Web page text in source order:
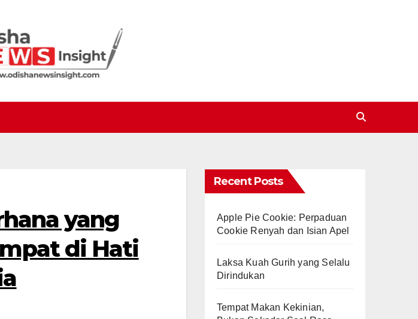
yang
di Hati
Recent Posts
Apple Pie Cookie: Perpaduan
Cookie Renyah dan Isian Apel
Laksa Kuah Gurih yang Selalu
Dirindukan
Tempat Makan Kekinian,